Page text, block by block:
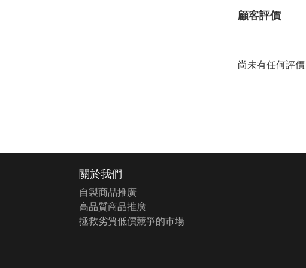
顧客評價
尚未有任何評價
關於我們
自製商品推廣
高品質商品推廣
拯救劣質低價競爭的市場